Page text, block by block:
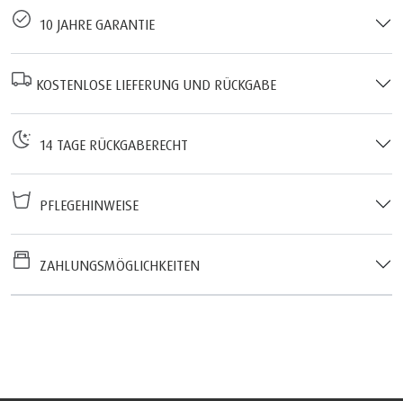
10 JAHRE GARANTIE
KOSTENLOSE LIEFERUNG UND RÜCKGABE
14 TAGE RÜCKGABERECHT
PFLEGEHINWEISE
ZAHLUNGSMÖGLICHKEITEN